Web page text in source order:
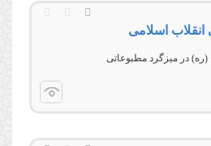
اسلامی
در ميزگرد مطبوعاتی